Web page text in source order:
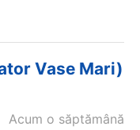
Vase Mari)
Acum o săptămână